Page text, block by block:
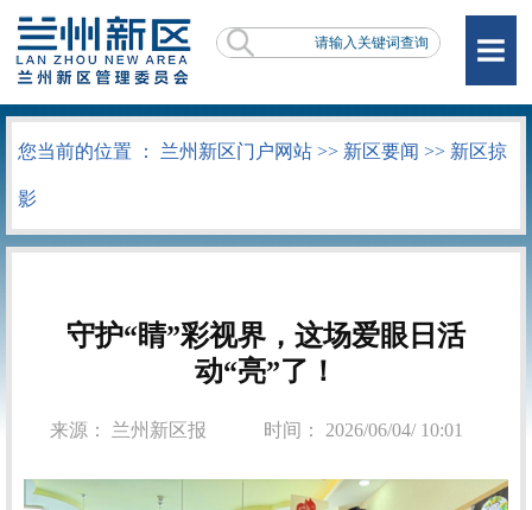
您当前的位置 ： 兰州新区门户网站 >> 新区要闻 >> 新区掠
影
守护“睛”彩视界，这场爱眼日活
动“亮”了！
来源： 兰州新区报 时间： 2026/06/04/ 10:01